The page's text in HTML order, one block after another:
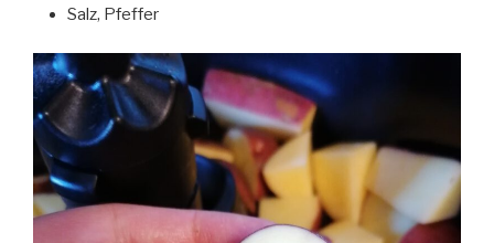
Salz, Pfeffer